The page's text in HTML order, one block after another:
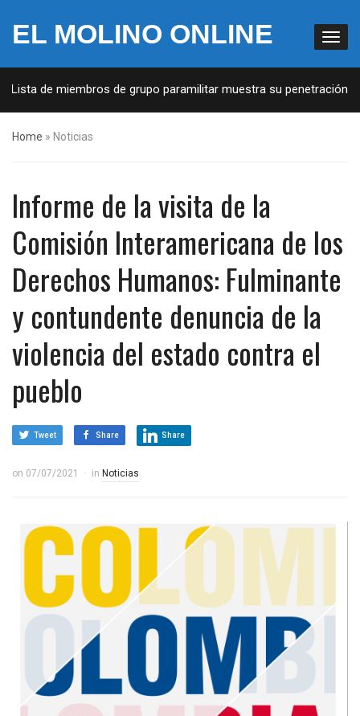
EL MOLINO ONLINE
de miembros de grupo paramilitar muestra su penetración en la
Home » Noticias
Informe de la visita de la
Comisión Interamericana de los
Derechos Humanos: Fulminante
y contundente denuncia de la
violencia del estado contra el
pueblo
Tweet Share Share
on 07/07/2021 in Noticias